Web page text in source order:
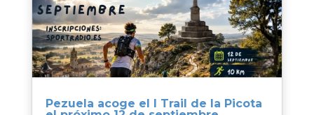
Pezuela acoge el I Trail de la Picota